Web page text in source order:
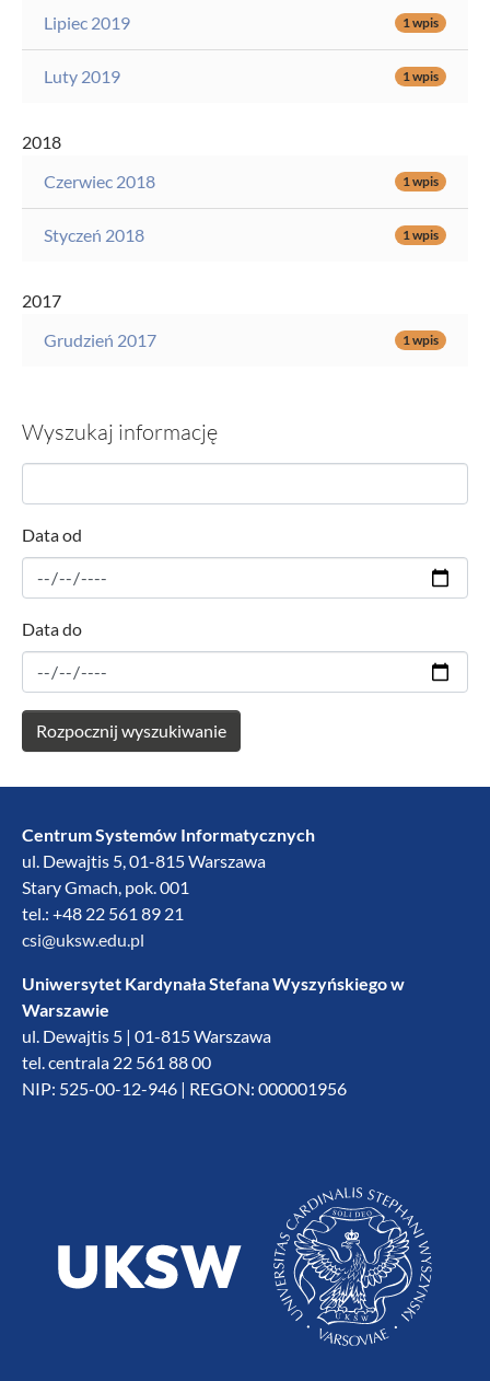
Lipiec 2019 1 wpis
Luty 2019 1 wpis
2018
Czerwiec 2018
1 wpis
Styczeń 2018 1 wpis
2017
Grudzień 2017
1 wpis
Wyszukaj informację
Data od
Data do
Centrum Systemów Informatycznych
ul. Dewajtis 5, 01-815 Warszawa
Stary Gmach, pok. 001
tel.: +48 22 561 89 21
csi@uksw.edu.pl
Uniwersytet Kardynała Stefana Wyszyńskiego w
Warszawie
ul. Dewajtis 5 | 01-815 Warszawa
tel. centrala 22 561 88 00
NIP: 525-00-12-946 | REGON: 000001956